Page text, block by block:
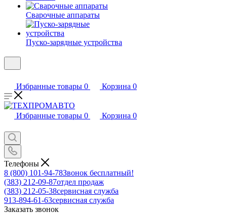
Сварочные аппараты
Пуско-зарядные устройства
Избранные товары 0 Корзина 0
Избранные товары 0 Корзина 0
Телефоны
8 (800) 101-94-78Звонок бесплатный!
(383) 212-09-87отдел продаж
(383) 212-05-38сервисная служба
913-894-61-63сервисная служба
Заказать звонок